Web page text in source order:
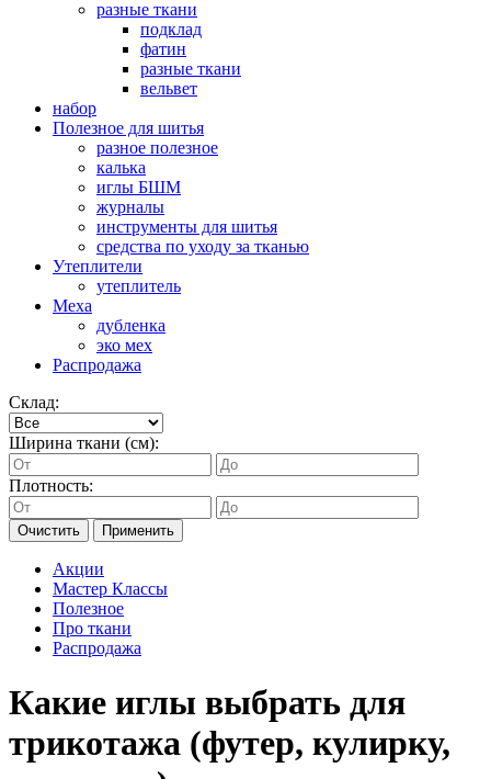
разные ткани
подклад
фатин
разные ткани
вельвет
набор
Полезное для шитья
разное полезное
калька
иглы БШМ
журналы
инструменты для шитья
средства по уходу за тканью
Утеплители
утеплитель
Меха
дубленка
эко мех
Распродажа
Склад:
Ширина ткани (см):
Плотность:
Очистить Применить
Акции
Мастер Классы
Полезное
Про ткани
Распродажа
Какие иглы выбрать для
трикотажа (футер, кулирку,